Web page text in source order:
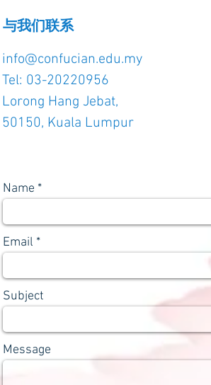
与我们联系
info@confucian.edu.my
Tel: 03-20220956
Lorong Hang Jebat,
50150, Kuala Lumpur
Name
Email
Subject
Message